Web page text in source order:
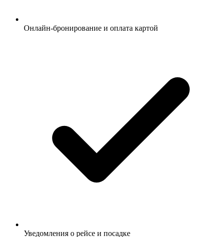
Онлайн-бронирование и оплата картой
Уведомления о рейсе и посадке